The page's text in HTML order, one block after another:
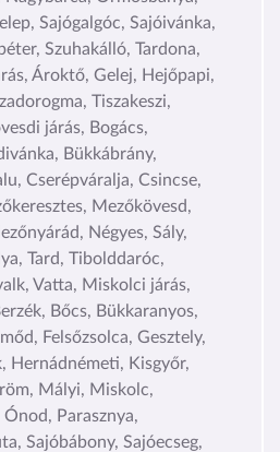
Sajógalgóc, Sajóivánka,
Szuhakálló, Tardona,
Ároktő, Gelej, Hejőpapi,
Tiszakeszi,
járás, Bogács,
Bükkábrány,
Cserépváralja, Csincse,
Mezőkövesd,
Négyes, Sály,
Tard, Tibolddaróc,
Vatta, Miskolci járás,
Bőcs, Bükkaranyos,
Felsőzsolca, Gesztely,
Hernádnémeti, Kisgyőr,
Mályi, Miskolc,
Parasznya,
Sajóbábony, Sajóecseg,